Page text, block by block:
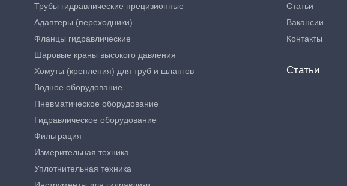
Трубы гидравлические прецизионные
Адаптеры (переходники)
Фланцы гидравлические
Шаровые краны высокого давления
Хомуты (крепления) для труб и шлангов
Водное оборудование
Пневматическое оборудование
Гидравлическое оборудование
Фильтрация
Измерительная техника
Уплотнительная техника
Статьи
Вакансии
Контакты
Статьи